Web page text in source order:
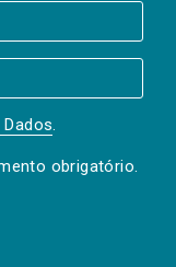
.
obrigatório.